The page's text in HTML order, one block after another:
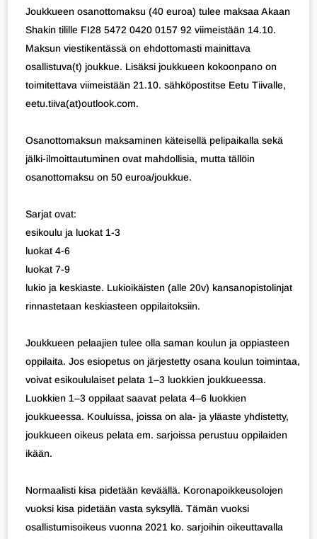
Joukkueen osanottomaksu (40 euroa) tulee maksaa Akaan
Shakin tilille FI28 5472 0420 0157 92 viimeistään 14.10.
Maksun viestikentässä on ehdottomasti mainittava
osallistuva(t) joukkue. Lisäksi joukkueen kokoonpano on
toimitettava viimeistään 21.10. sähköpostitse Eetu Tiivalle,
eetu.tiiva(at)outlook.com.
Osanottomaksun maksaminen käteisellä pelipaikalla sekä
jälki-ilmoittautuminen ovat mahdollisia, mutta tällöin
osanottomaksu on 50 euroa/joukkue.
Sarjat ovat:
esikoulu ja luokat 1-3
luokat 4-6
luokat 7-9
lukio ja keskiaste. Lukioikäisten (alle 20v) kansanopistolinjat
rinnastetaan keskiasteen oppilaitoksiin.
Joukkueen pelaajien tulee olla saman koulun ja oppiasteen
oppilaita. Jos esiopetus on järjestetty osana koulun toimintaa,
voivat esikoululaiset pelata 1–3 luokkien joukkueessa.
Luokkien 1–3 oppilaat saavat pelata 4–6 luokkien
joukkueessa. Kouluissa, joissa on ala- ja yläaste yhdistetty,
joukkueen oikeus pelata em. sarjoissa perustuu oppilaiden
ikään.
Normaalisti kisa pidetään keväällä. Koronapoikkeusolojen
vuoksi kisa pidetään vasta syksyllä. Tämän vuoksi
osallistumisoikeus vuonna 2021 ko. sarjoihin oikeuttavalla